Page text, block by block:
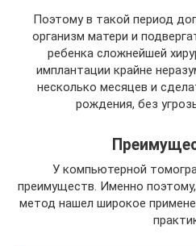
Поэтому в такой период
организм матери и
ребенка сложнейшей
имплантации крайне
несколько месяцев и
рождения, без
У компьютерной
преимуществ. Именно
метод нашел широкое